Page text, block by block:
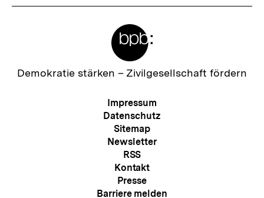
Zur
Demokratie stärken – Zivilgesellschaft fördern
Meta-
Navigation
Impressum
Datenschutz
Sitemap
Newsletter
RSS
Kontakt
Presse
Barriere melden